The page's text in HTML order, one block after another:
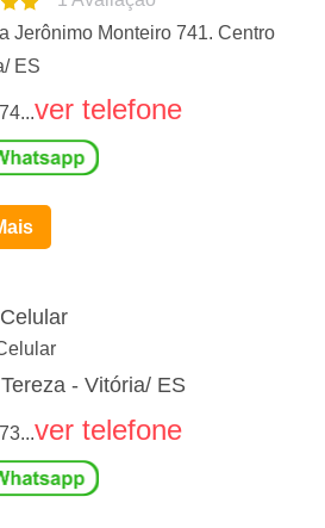
Jerônimo Monteiro 741. Centro
ES
ver telefone
- Vitória/ ES
ver telefone